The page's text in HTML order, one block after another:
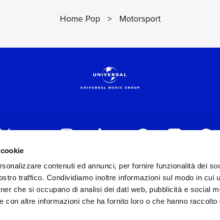
contenuti ed annunci, per fornire funzionalità dei
traffico. Condividiamo inoltre informazioni sul modo in cui
che si occupano di analisi dei dati web, pubblicità e social
con altre informazioni che ha fornito loro o che hanno raccolto
Home Pop > Motorsport
ITALIA s.r.l. (Società con unico socio) | Via Nervesa,
Iscritta al REA di Milano con il numero 966135 in
Capitale sociale Euro 2.000.000 interamente versato.
practices in tema di corporate compliance ed al fine di